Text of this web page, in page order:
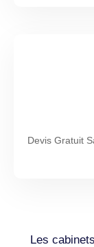
Devis Gratuit
Les